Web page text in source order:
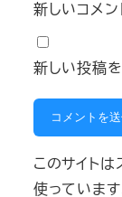
新しいコメ
新しい投稿
このサイト
使っています